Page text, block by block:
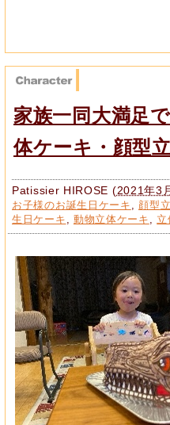
家族一同大満足
体ケーキ・顔型
Patissier HIROSE (2021年3
お子様のお誕生日ケーキ 顔型
生日ケーキ
動物立体ケーキ 立